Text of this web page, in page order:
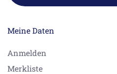
Meine Daten
Anmelden
Merkliste